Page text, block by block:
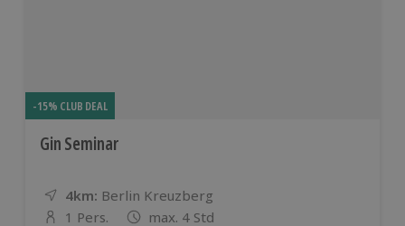
-15% CLUB DEAL
Gin Seminar
4km: Entfernung
Standort
Berlin Kreuzberg
1 Pers. max. 4 Std